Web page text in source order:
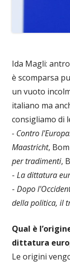
Ida Magli:
è scomparsa
un vuoto
italiano ma
consigliamo di
- Contro
Maastricht,
per tradimenti,
- La dittatura
- Dopo
della politica, il
Qual è
dittatura
Le origini